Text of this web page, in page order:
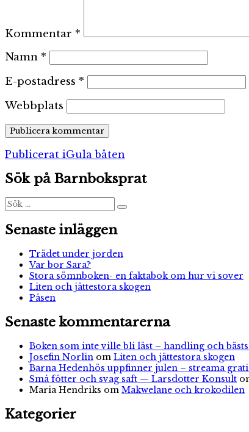
Kommentar *
Namn *
E-postadress *
Webbplats
Inläggsnavigering
Publicerat iGula båten
Sök på Barnboksprat
Sök
efter:
Sök
Senaste inläggen
Trädet under jorden
Var bor Sara?
Stora sömnboken- en faktabok om hur vi sover
Liten och jättestora skogen
Påsen
Senaste kommentarerna
Boken som inte ville bli läst – handling och
Josefin Norlin om Liten och jättestora skogen
Barna Hedenhös uppfinner julen – streama
Små fötter och svag saft — Larsdotter Konsult
Maria Hendriks om Makwelane och krokodilen
Kategorier